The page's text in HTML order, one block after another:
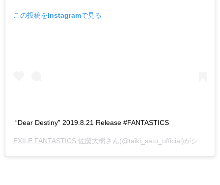
この投稿をInstagramで見る
“Dear Destiny” 2019.8.21 Release #FANTASTICS
EXILE FANTASTICS 佐藤大樹さん(@taiki_sato_official)がシェアした投稿 –